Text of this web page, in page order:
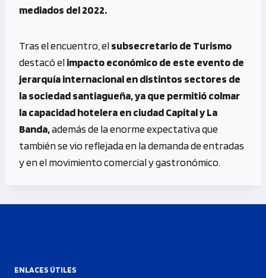
mediados del 2022.
Tras el encuentro, elsubsecretario de Turismo
destacó elimpacto económico de este evento de
jerarquía internacional en distintos sectores de
la sociedad santiagueña, ya que permitió colmar
la capacidad hotelera en ciudad Capital y La
Banda,además de la enorme expectativa que
también se vio reflejada en la demanda de entradas
y en el movimiento comercial y gastronómico.
ENLACES ÚTILES